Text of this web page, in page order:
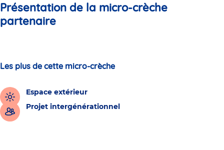
Présentation de la micro-crèche
partenaire
Les plus de cette micro-crèche
Espace extérieur
Projet intergénérationnel